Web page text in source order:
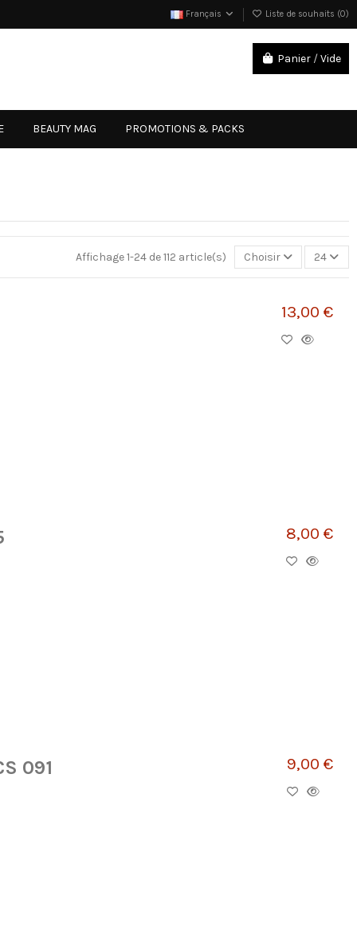
Français Liste de souhaits (0)
Panier /Vide
BEAUTY MAG PROMOTIONS & PACKS
Affichage 1-24 de 112 article(s) Choisir 24
13,00 €
8,00 €
091 9,00 €